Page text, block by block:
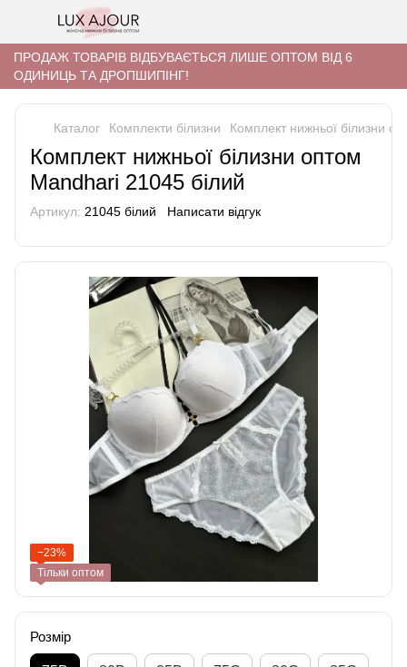
ПРОДАЖ ТОВАРІВ ВІДБУВАЄТЬСЯ ЛИШЕ ОПТОМ ВІД 6
ОДИНИЦЬ ТА ДРОПШИПІНГ!
Каталог Комплекти білизни Комплект нижньої білизни
Комплект нижньої білизни оптом
Mandhari 21045 білий
Артикул: 21045 білий Написати відгук
−23%
Тільки оптом
Розмір